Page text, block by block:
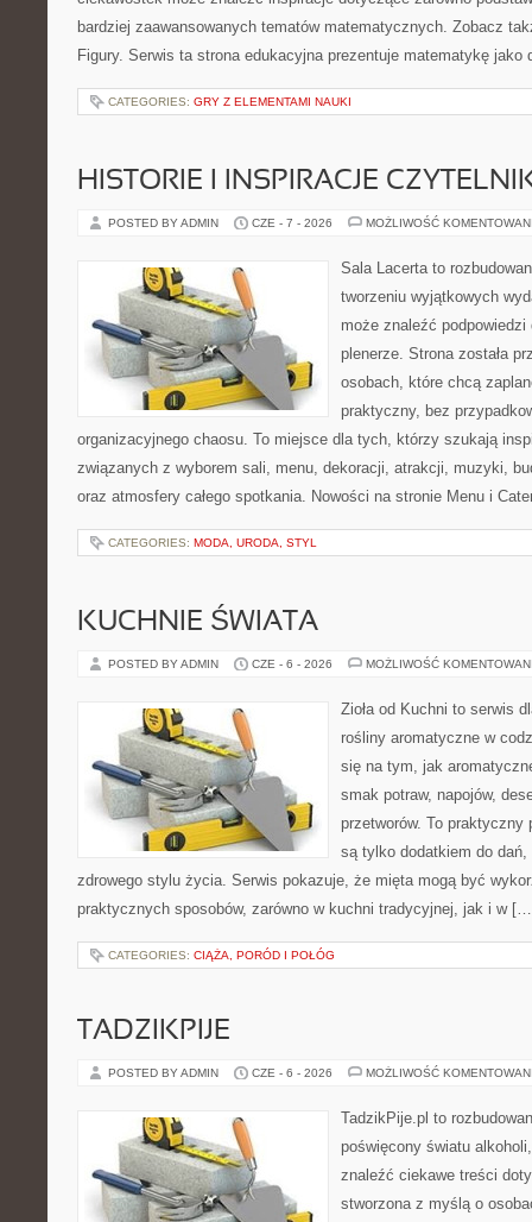
bardziej zaawansowanych tematów matematycznych. Zobacz
Figury. Serwis ta strona edukacyjna prezentuje matematykę
CATEGORIES: GRY Z ELEMENTAMI NAUKI
HISTORIE I INSPIRACJE
POSTED BY ADMIN CZE - 7 - 2026 MOŻLIWOŚĆ
Sala Lacerta to
tworzeniu wyjątkowych
może znaleźć
plenerze. Strona została
osobach, które chcą
praktyczny, bez
organizacyjnego chaosu. To miejsce dla tych, którzy szukają
związanych z wyborem sali, menu, dekoracji, atrakcji, muzyki,
oraz atmosfery całego spotkania. Nowości na stronie Menu i
CATEGORIES: MODA, URODA, STYL
KUCHNIE ŚWIATA
POSTED BY ADMIN CZE - 6 - 2026 MOŻLIWOŚĆ
Zioła od Kuchni to serwis
rośliny aromatyczne w
się na tym, jak
smak potraw, napojów,
przetworów. To praktyczny
są tylko dodatkiem do
zdrowego stylu życia. Serwis pokazuje, że mięta mogą być
praktycznych sposobów, zarówno w kuchni tradycyjnej, jak i w
CATEGORIES: CIĄŻA, PORÓD I POŁÓG
TADZIKPIJE
POSTED BY ADMIN CZE - 6 - 2026 MOŻLIWOŚĆ
TadzikPije.pl to
poświęcony światu
znaleźć ciekawe treści
stworzona z myślą o